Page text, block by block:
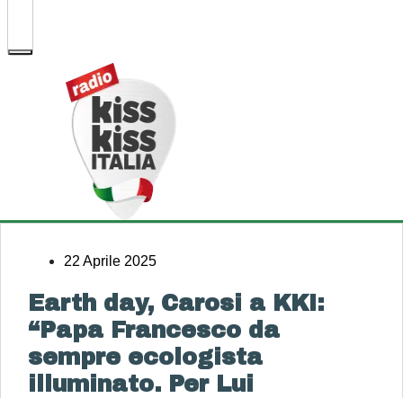
22 Aprile 2025
Earth day, Carosi a KKI:
“Papa Francesco da
sempre ecologista
illuminato. Per Lui